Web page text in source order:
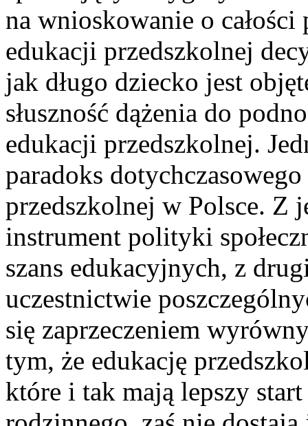
na wnioskowanie o
edukacji przedszkolnej
jak długo dziecko jest
słuszność dążenia do
edukacji przedszkolnej.
paradoks
przedszkolnej w Polsce. Z
instrument polityki
szans edukacyjnych, z
uczestnictwie
się zaprzeczeniem
tym, że edukację
które i tak mają lepszy